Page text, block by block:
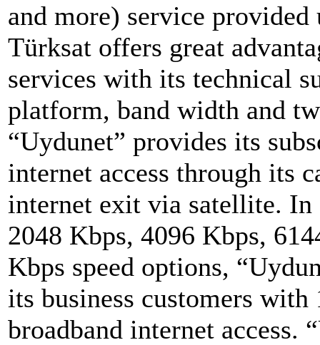
and more) service
Türksat offers great
services with its technical
platform, band width and
“Uydunet” provides its
internet access through its
internet exit via satellite.
2048 Kbps, 4096 Kbps,
Kbps speed options,
its business customers
broadband internet access.